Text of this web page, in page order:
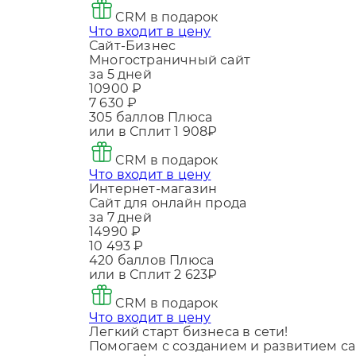
CRM в подарок
Что входит в цену
Сайт-Бизнес
Многостраничный сайт
за 5 дней
10900 ₽
7 630 ₽
305 баллов Плюса
или в Сплит1 908₽
CRM в подарок
Что входит в цену
Интернет-магазин
Сайт для онлайн прода
за 7 дней
14990 ₽
10 493 ₽
420 баллов Плюса
или в Сплит2 623₽
CRM в подарок
Что входит в цену
Легкий старт бизнеса в сети!
Помогаем с созданием и развитием